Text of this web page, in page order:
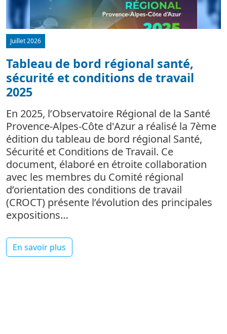
Juillet 2026
Tableau de bord régional santé,
sécurité et conditions de travail
2025
En 2025, l’Observatoire Régional de la Santé
Provence-Alpes-Côte d'Azur a réalisé la 7ème
édition du tableau de bord régional Santé,
Sécurité et Conditions de Travail. Ce
document, élaboré en étroite collaboration
avec les membres du Comité régional
d’orientation des conditions de travail
(CROCT) présente l’évolution des principales
expositions…
En savoir plus